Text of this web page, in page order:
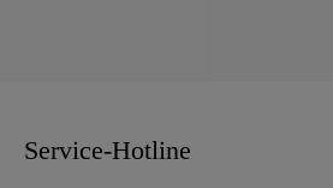
Service-Hotline